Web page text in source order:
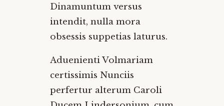
Dinamuntum versus
intendit, nulla mora
obsessis suppetias laturus.
Aduenienti Volmariam
certissimis Nunciis
perfertur alterum Caroli